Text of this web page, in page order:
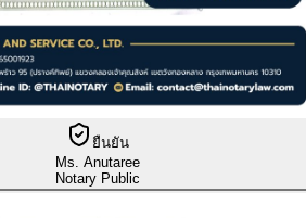
ยืนยัน
Ms. Anutaree
Notary Public